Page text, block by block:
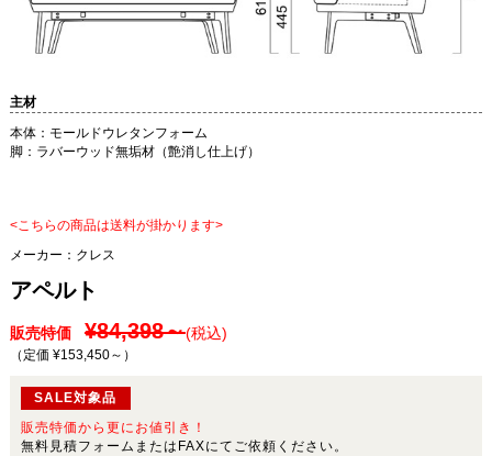
主材
本体：モールドウレタンフォーム
脚：ラバーウッド無垢材（艶消し仕上げ）
<こちらの商品は送料が掛かります>
メーカー： クレス
アペルト
販売特価 ¥84,398～(税込)
（定価 ¥153,450～ ）
SALE対象品
販売特価から更にお値引き！
無料見積フォームまたはFAXにてご依頼ください。